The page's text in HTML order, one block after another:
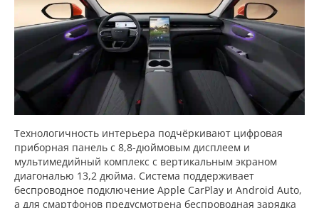
Технологичность интерьера подчёркивают цифровая
приборная панель с 8,8-дюймовым дисплеем и
мультимедийный комплекс с вертикальным экраном
диагональю 13,2 дюйма. Система поддерживает
беспроводное подключение Apple CarPlay и Android Auto,
а для смартфонов предусмотрена беспроводная зарядка